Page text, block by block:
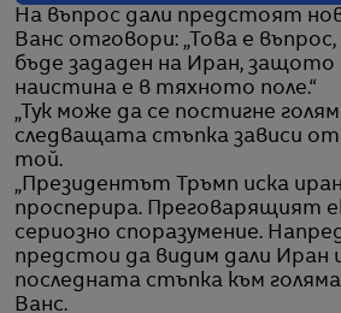
На въпрос дали предстоят
Ванс отговори: „Това е
бъде зададен на Иран,
наистина е в тяхното поле.“
„Тук може да се постигне
следващата стъпка зависи от
той.
„Президентът Тръмп иска
просперира. Преговарящият
сериозно споразумение.
предстои да видим дали Иран
последната стъпка към голяма
Ванс.